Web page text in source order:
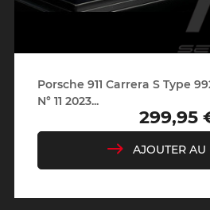
Porsche 911 Carrera S Type
N° 11 2023...
299,95
AJOUTER AU